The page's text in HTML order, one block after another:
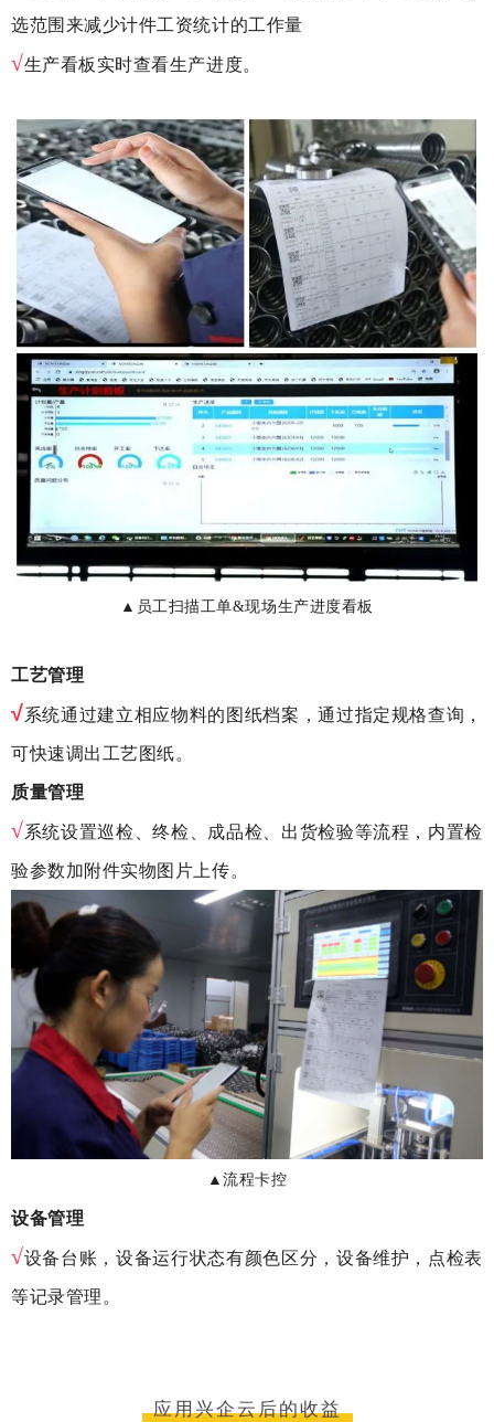
选范围来减少计件工资统计的工作量
√生产看板实时查看生产进度。
▲员工扫描工单&现场生产进度看板
工艺管理
√系统通过建立相应物料的图纸档案，通过指定规格查询，
可快速调出工艺图纸。
质量管理
√系统设置巡检、终检、成品检、出货检验等流程，内置检
验参数加附件实物图片上传。
▲流程卡控
设备管理
√设备台账，设备运行状态有颜色区分，设备维护，点检表
等记录管理。
应用兴企云后的收益